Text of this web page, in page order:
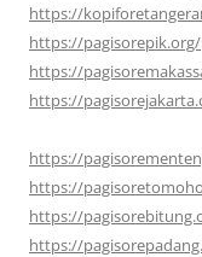
https://
https://pagisorepik.org/
https://
https://
https://
https://
https://
https://